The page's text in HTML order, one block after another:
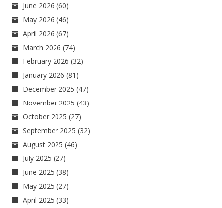
June 2026 (60)
May 2026 (46)
April 2026 (67)
March 2026 (74)
February 2026 (32)
January 2026 (81)
December 2025 (47)
November 2025 (43)
October 2025 (27)
September 2025 (32)
August 2025 (46)
July 2025 (27)
June 2025 (38)
May 2025 (27)
April 2025 (33)